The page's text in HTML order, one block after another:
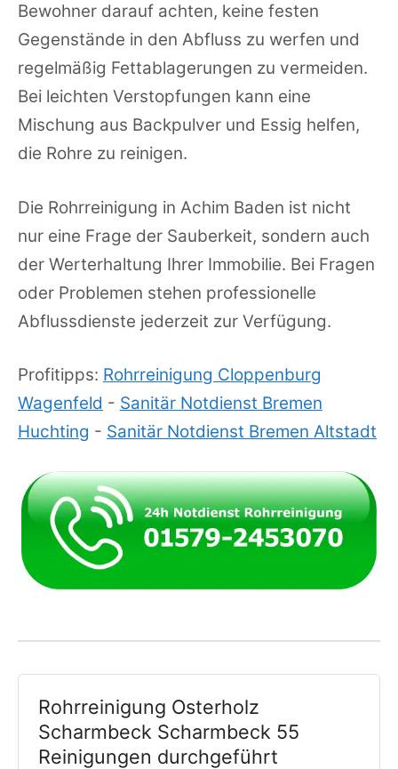
Bewohner darauf achten, keine festen
Gegenstände in den Abfluss zu werfen und
regelmäßig Fettablagerungen zu vermeiden.
Bei leichten Verstopfungen kann eine
Mischung aus Backpulver und Essig helfen,
die Rohre zu reinigen.
Die Rohrreinigung in Achim Baden ist nicht
nur eine Frage der Sauberkeit, sondern auch
der Werterhaltung Ihrer Immobilie. Bei Fragen
oder Problemen stehen professionelle
Abflussdienste jederzeit zur Verfügung.
Profitipps: Rohrreinigung Cloppenburg
Wagenfeld - Sanitär Notdienst Bremen
Huchting - Sanitär Notdienst Bremen Altstadt
Rohrreinigung Osterholz
Scharmbeck Scharmbeck 55
Reinigungen durchgeführt